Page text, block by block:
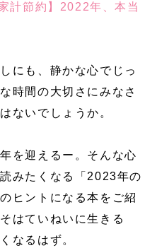
計節約】2022年、本当
にも、静かな心でじっ
時間の大切さにみなさ
ないでしょうか。
を迎えるー。そんな心
みたくなる「2023年の
ヒントになる本をご紹
はていねいに生きる
なるはず。